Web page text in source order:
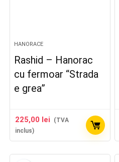
HANORACE
Rashid – Hanorac
cu fermoar “Strada
e grea”
225,00 lei
(TVA
inclus)